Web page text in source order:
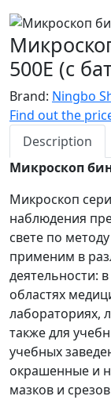
500E (с
Brand: Ningbo
Find out the
Description
Микроскоп
Микроскоп
наблюдения
свете по
применим в
деятельности:
областях
лабораториях,
также для
учебных
окрашенные и
мазков и